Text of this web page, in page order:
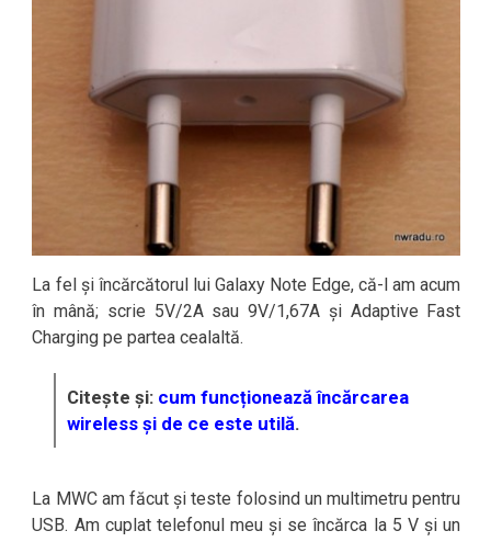
La fel și încărcătorul lui Galaxy Note Edge, că-l am acum
în mână; scrie 5V/2A sau 9V/1,67A și Adaptive Fast
Charging pe partea cealaltă.
Citește și: cum funcționează încărcarea
wireless și de ce este utilă.
La MWC am făcut și teste folosind un multimetru pentru
USB. Am cuplat telefonul meu și se încărca la 5 V și un